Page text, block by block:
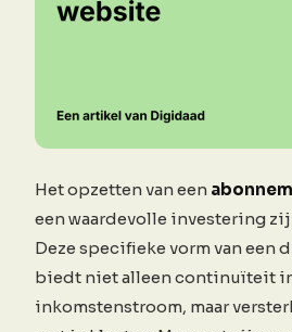
Het opzetten van een
een waardevolle investering
Deze specifieke vorm van een
biedt niet alleen continuïteit
inkomstenstroom, maar